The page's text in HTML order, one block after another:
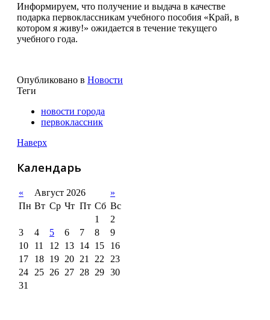
Информируем, что получение и выдача в качестве
подарка первоклассникам учебного пособия «Край, в
котором я живу!» ожидается в течение текущего
учебного года.
Опубликовано в Новости
Теги
новости города
первоклассник
Наверх
Календарь
« Август 2026
»
Пн Вт Ср Чт Пт Сб Вс
1
2
3
4 5 6 7 8
9
10
11 12 13 14 15
16
17
18 19 20 21 22
23
24
25 26 27 28 29 30
31